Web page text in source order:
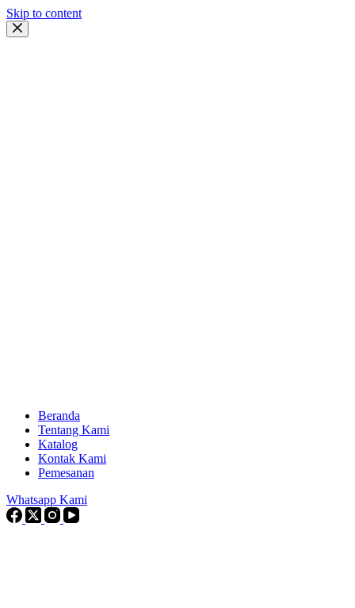
Skip to content
Beranda
Tentang Kami
Katalog
Kontak Kami
Pemesanan
Whatsapp Kami